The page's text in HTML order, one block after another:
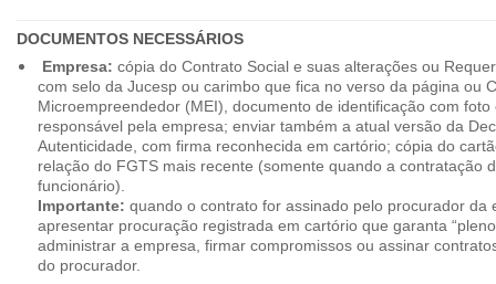
DOCUMENTOS NECESSÁRIOS
Empresa: cópia do Contrato Social e suas alterações ou
com selo da Jucesp ou carimbo que fica no verso da página ou
Microempreendedor (MEI), documento de identificação com foto
responsável pela empresa; enviar também a atual versão da
Autenticidade, com firma reconhecida em cartório; cópia do
relação do FGTS mais recente (somente quando a contratação
funcionário).
Importante: quando o contrato for assinado pelo procurador da
apresentar procuração registrada em cartório que garanta
administrar a empresa, firmar compromissos ou assinar
do procurador.